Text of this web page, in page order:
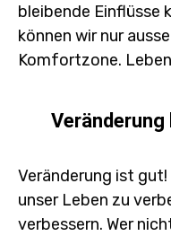
bleibende Einflüsse
können wir nur
Komfortzone.
Veränderung ist
unser Leben zu
verbessern. Wer